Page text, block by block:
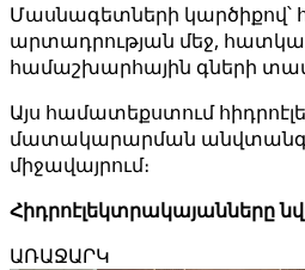
Մասնագետների կարծիքով՝
արտադրության մեջ,
համաշխարհային գների
Այս համատեքստում
մատակարարման
միջավայրում։
Հիդրոէլեկտրակայանները
ԱՌԱՋԱՐԿ